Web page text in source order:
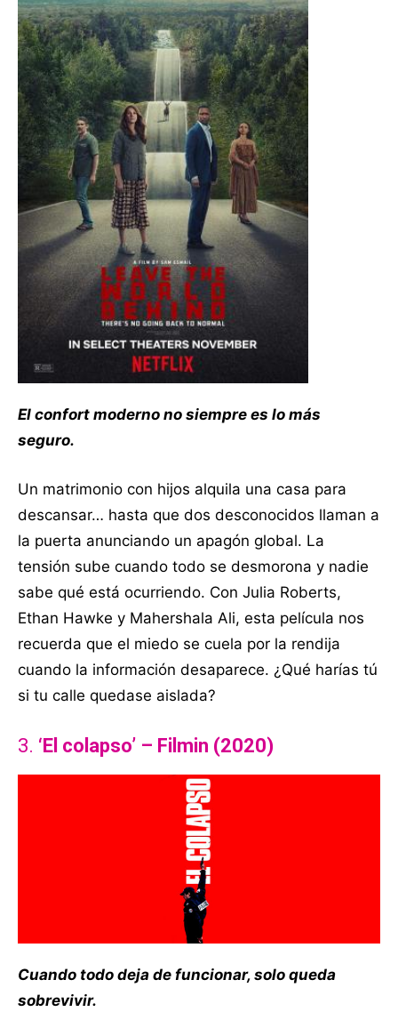
El confort moderno no siempre es lo más
seguro.
Un matrimonio con hijos alquila una casa para
descansar… hasta que dos desconocidos llaman a
la puerta anunciando un apagón global. La
tensión sube cuando todo se desmorona y nadie
sabe qué está ocurriendo. Con Julia Roberts,
Ethan Hawke y Mahershala Ali, esta película nos
recuerda que el miedo se cuela por la rendija
cuando la información desaparece. ¿Qué harías tú
si tu calle quedase aislada?
3. ‘El colapso’ – Filmin (2020)
Cuando todo deja de funcionar, solo queda
sobrevivir.